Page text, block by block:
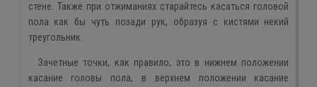
стене. Также при отжиманиях старайтесь касаться головой
пола как бы чуть позади рук, образуя с кистями некий
треугольник.
Зачетные точки, как правило, это в нижнем положении
касание головы пола, в верхнем положении касание